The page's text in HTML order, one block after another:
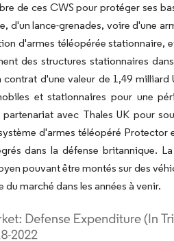
de ces CWS pour protéger ses
d'un lance-grenades, voire d'une
d'armes téléopérée stationnaire,
des structures stationnaires
d'une valeur de 1,49 milliard
et stationnaires pour une
avec Thales UK pour
d'armes téléopéré Protector
dans la défense britannique.
pouvant être montés sur des
marché dans les années à venir.